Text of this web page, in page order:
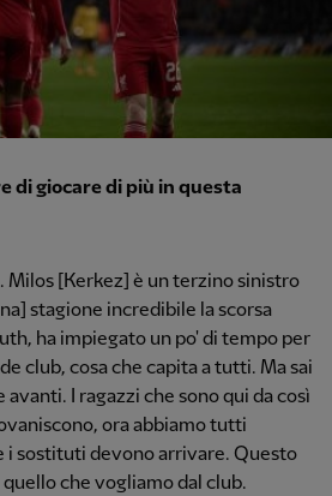
di giocare di più in questa
Milos [Kerkez] è un terzino sinistro
stagione incredibile la scorsa
ha impiegato un po' di tempo per
club, cosa che capita a tutti. Ma sai
I ragazzi che sono qui da così
ora abbiamo tutti
i sostituti devono arrivare. Questo
quello che vogliamo dal club.